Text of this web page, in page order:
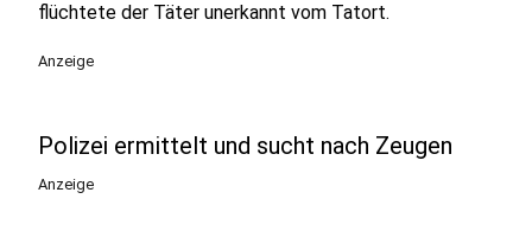
flüchtete der Täter unerkannt vom Tatort.
Anzeige
Polizei ermittelt und sucht nach Zeugen
Anzeige